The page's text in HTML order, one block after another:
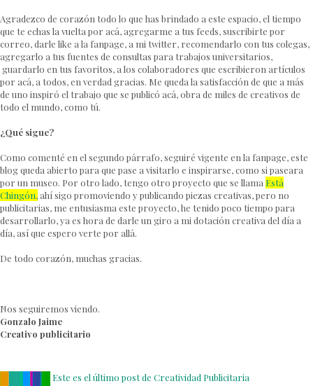
Agradezco de corazón todo lo que has brindado a este espacio, el tiempo
que te echas la vuelta por acá, agregarme a tus feeds, suscribirte por
correo, darle like a la fanpage, a mi twitter, recomendarlo con tus colegas,
agregarlo a tus fuentes de consultas para trabajos universitarios,
guardarlo en tus favoritos, a los colaboradores que escribieron artículos
por acá, a todos, en verdad gracias. Me queda la satisfacción de que a más
de uno inspiró el trabajo que se publicó acá, obra de miles de creativos de
todo el mundo, como tú.
¿Qué sigue?
Como comenté en el segundo párrafo, seguiré vigente en la fanpage, este
blog queda abierto para que pase a visitarlo e inspirarse, como si paseara
por un museo. Por otro lado, tengo otro proyecto que se llama Está
Chingón,ahí sigo promoviendo y publicando piezas creativas, pero no
publicitarias, me entusiasma este proyecto, he tenido poco tiempo para
desarrollarlo, ya es hora de darle un giro a mi dotación creativa del día a
día, así que espero verte por allá.
De todo corazón, muchas gracias.
Nos seguiremos viendo.
Gonzalo Jaime
Creativo publicitario
Este es el último post de Creatividad Publicitaria